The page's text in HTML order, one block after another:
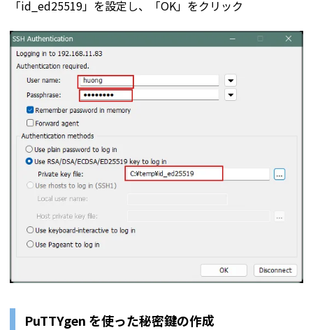
「id_ed25519」を設定し、「OK」をクリック
PuTTYgen を使った秘密鍵の作成